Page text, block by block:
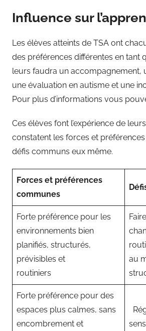
Influence sur
Les élèves atteints de TSA ont
des préférences différentes en tant
leurs faudra un accompagnement,
une évaluation en autisme et une
Pour plus d’informations vous
Ces élèves font l’expérience de
constatent les forces et
défis communs eux même.
Forces et préférences
communes
Forte préférence pour les
environnements bien
planifiés, structurés,
prévisibles et
routiniers
au
Forte préférence pour des
espaces plus calmes, sans
encombrement et